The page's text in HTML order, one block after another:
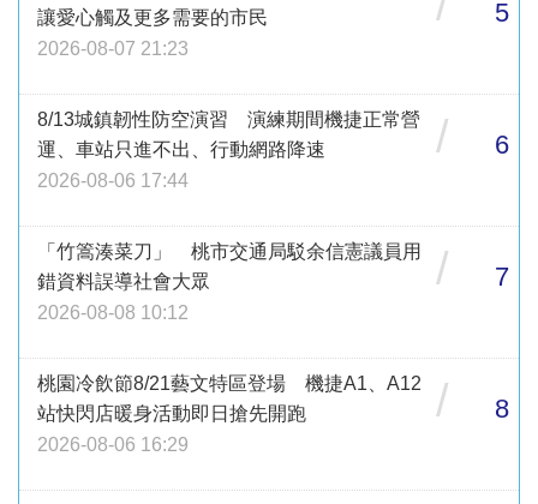
讓愛心觸及更多需要的市民
2026-08-07 21:23
5
8/13城鎮韌性防空演習 演練期間機捷正常營
運、車站只進不出、行動網路降速
2026-08-06 17:44
/ 6
「竹篙湊菜刀」 桃市交通局駁余信憲議員用
錯資料誤導社會大眾
2026-08-08 10:12
/ 7
桃園冷飲節8/21藝文特區登場 機捷A1、A12
站快閃店暖身活動即日搶先開跑
2026-08-06 16:29
/ 8